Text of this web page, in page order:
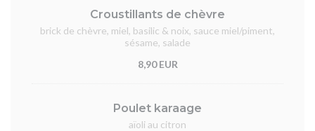
Croustillants de chèvre
brick de chèvre, miel, basilic & noix, sauce miel/piment,
sésame, salade
8,90 EUR
Poulet karaage
aïoli au citron